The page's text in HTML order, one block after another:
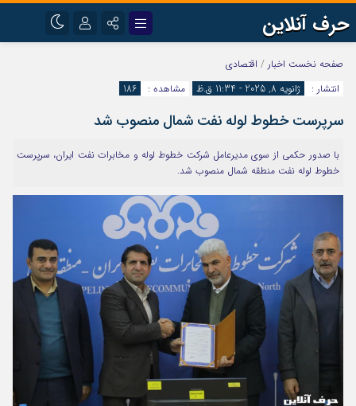
حرف آنلاین
اینستاگرام
آپارات
رمز عبور
صفحه نخست اخبار / اقتصادی
انتشار :
ژانویه 8, 2025 - 11:34 ق.ظ مشاهده : 186
سرپرست خطوط لوله نفت شمال منصوب شد
با صدور حکمی از سوی مدیرعامل شرکت خطوط لوله و مخابرات نفت ایران، سرپرست
خطوط لوله نفت منطقه شمال منصوب شد.